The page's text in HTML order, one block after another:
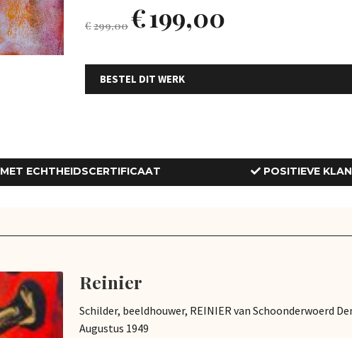
€299,00 €199,00
BESTEL DIT WERK
MET ECHTHEIDSCERTIFICAAT POSITIEVE
Reinier
Schilder, beeldhouwer, REINIER van Schoonderwoerd
Augustus 1949